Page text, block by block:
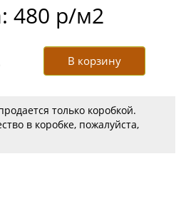
480 р/м2
В корзину
только коробкой.
в коробке, пожалуйста,